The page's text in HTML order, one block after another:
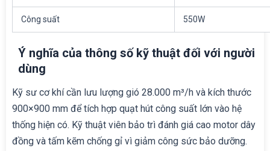
Công suất 550W
Ý nghĩa của thông số kỹ thuật đối với người
dùng
Kỹ sư cơ khí cần lưu lượng gió 28.000 m³/h và kích thước
900×900 mm để tích hợp quạt hút công suất lớn vào hệ
thống hiện có. Kỹ thuật viên bảo trì đánh giá cao motor dây
đồng và tấm kẽm chống gỉ vì giảm công sức bảo dưỡng.